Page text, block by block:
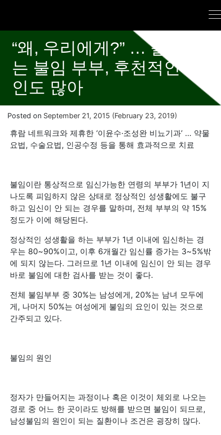
“왜, 우리에게?” … 늘어나
는 불임 부부, 후천적인 원
인도 많아
Posted on September 21, 2015 (February 23, 2019)
휴람 네트워크와 제휴한 ‘이윤수·조성완 비뇨기과’ … 약물
요법, 수술요법, 인공수정 등을 통해 효과적으로 치료
불임이란 통상적으로 임신가능한 연령의 부부가 1년이 지
나도록 피임하지 않은 상태로 정상적인 성생활에도 불구
하고 임신이 안 되는 경우를 말하며, 전체 부부의 약 15%
정도가 이에 해당된다.
정상적인 성생활을 하는 부부가 1년 이내에 임신하는 경
우는 80~90%이고, 이후 6개월간 임신률 증가는 3~5%밖
에 되지 않는다. 그러므로 1년 이내에 임신이 안 되는 경우
바로 불임에 대한 검사를 받는 것이 좋다.
전체 불임부부 중 30%는 남성에게, 20%는 남녀 모두에
게, 나머지 50%는 여성에게 불임의 요인이 있는 것으로
간주되고 있다.
불임의 원인
정자가 만들어지는 과정이나 혹은 이것이 체외로 나오는
경로 중 어느 한 곳이라도 방해를 받으면 불임이 되므로,
남성불임의 원인이 되는 질환이나 조건은 굉장히 많다.